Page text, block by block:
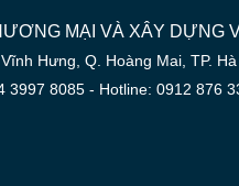
MẠI VÀ XÂY DỰNG
Hưng, Q. Hoàng Mai, TP.
8085 - Hotline: 0912 876